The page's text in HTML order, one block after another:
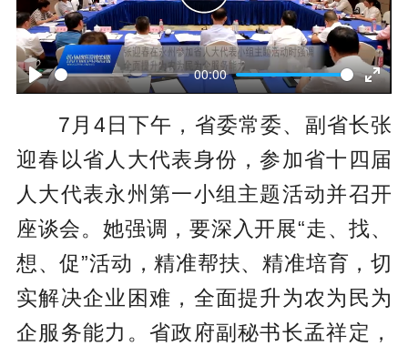
P
a
y
00:00
E
n
t
e
r
f
u
P
l
a
y
7月4日下午，省委常委、副省长张
迎春以省人大代表身份，参加省十四届
人大代表永州第一小组主题活动并召开
座谈会。她强调，要深入开展“走、找、
想、促”活动，精准帮扶、精准培育，切
实解决企业困难，全面提升为农为民为
企服务能力。省政府副秘书长孟祥定，